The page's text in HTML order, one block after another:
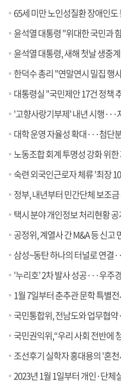
65세 미만 노인성질환 장애인도
윤석열 대통령 "위대한 국민과
윤석열 대통령, 새해 첫날 생중
한덕수 총리 "연말연시 밀집 행
대통령실 "국민제안 17건 정책
'고향사랑기부제' 내년 시행···
대학 운영 자율성 확대···첨단
노동조합 회계 투명성 강화 위
숙련 외국인근로자 체류 '최장
정부, 내년부터 민간단체 보조
택시 분야 개인정보 처리현황 공개
공정위, 계열사 간 M&A 등 신고
삼성~동탄 하나의 터널로 연결
'누리호' 2차 발사 성공···우주
1월 7일부터 춘추관 문학 특별
국민통합위, 전남도와 업무협
국민권익위,“우리 사회 전반에 청렴·공
조선후기 실학자 홍대용의 '혼천시
2023년 1월 1일부터 개인·단체실손보험 중복가입자는 원하는 보